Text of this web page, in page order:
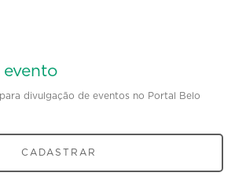
evento
divulgação de eventos no Portal Belo
CADASTRAR